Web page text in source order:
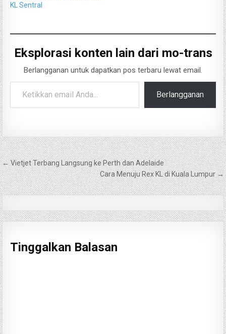
KL Sentral
Eksplorasi konten lain dari mo-trans
Berlangganan untuk dapatkan pos terbaru lewat email.
Ketikkan email Anda...
Berlangganan
Navigasi
pos
← Vietjet Terbang Langsung ke Perth dan Adelaide
Cara Menuju Rex KL di Kuala Lumpur →
Tinggalkan Balasan